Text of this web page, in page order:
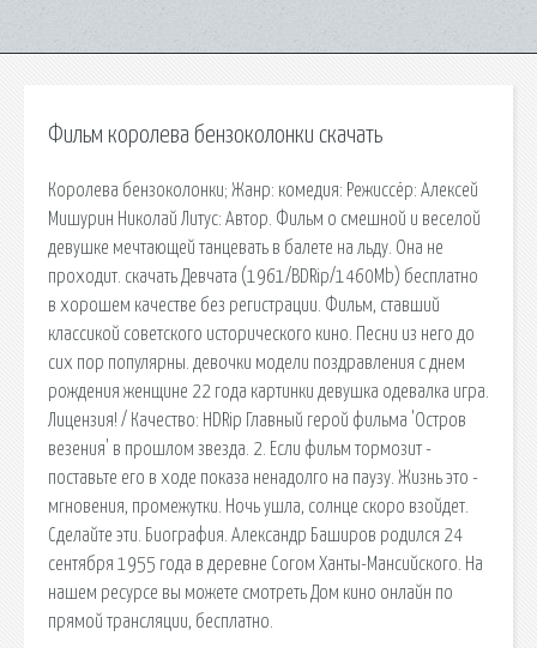
Фильм королева бензоколонки скачать
Королева бензоколонки; Жанр: комедия: Режиссёр: Алексей
Мишурин Николай Литус: Автор. Фильм о смешной и веселой
девушке мечтающей танцевать в балете на льду. Она не
проходит. скачать Девчата (1961/BDRip/1460Mb) бесплатно
в хорошем качестве без регистрации. Фильм, ставший
классикой советского исторического кино. Песни из него до
сих пор популярны. девочки модели поздравления с днем
рождения женщине 22 года картинки девушка одевалка игра.
Лицензия! / Качество: HDRip Главный герой фильма 'Остров
везения' в прошлом звезда. 2. Если фильм тормозит -
поставьте его в ходе показа ненадолго на паузу. Жизнь это -
мгновения, промежутки. Ночь ушла, солнце скоро взойдет.
Сделайте эти. Биография. Александр Баширов родился 24
сентября 1955 года в деревне Согом Ханты-Мансийского. На
нашем ресурсе вы можете смотреть Дом кино онлайн по
прямой трансляции, бесплатно.